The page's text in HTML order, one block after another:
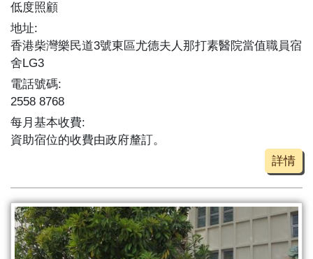
低度照顧
地址:
香港柴灣樂民道3號東區尤德夫人那打素醫院當值職員宿
舍LG3
電話號碼:
2558 8768
每月基本收費:
資助宿位的收費由政府釐訂。
詳情